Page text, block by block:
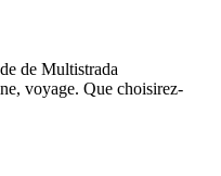
de Multistrada
voyage. Que choisirez-